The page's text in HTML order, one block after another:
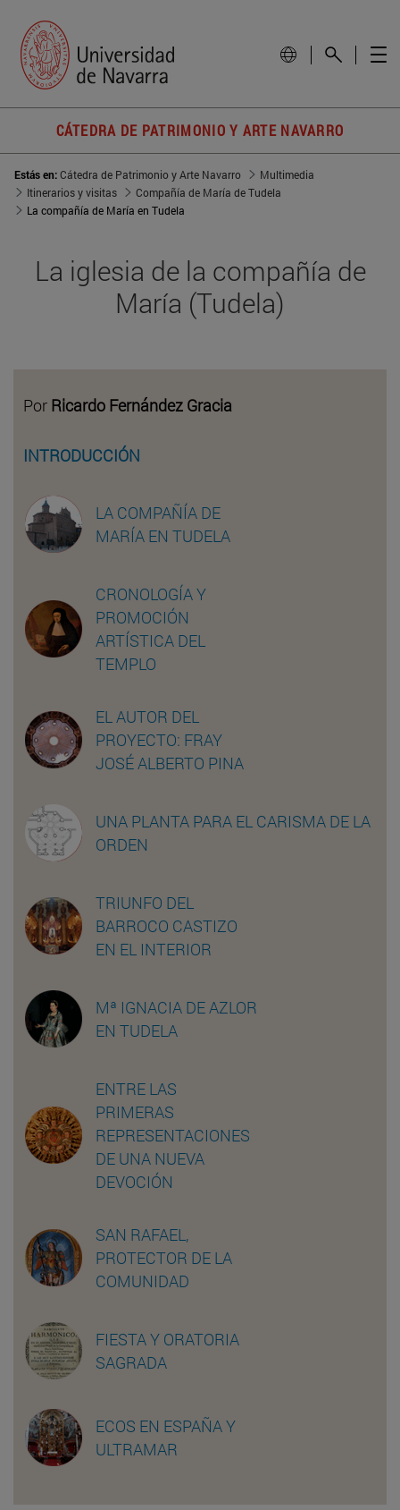
CÁTEDRA DE PATRIMONIO Y ARTE NAVARRO
Estás en:Cátedra de Patrimonio y Arte Navarro
Multimedia
Itinerarios y visitas
Compañía de María de Tudela
La compañía de María en Tudela
La iglesia de la compañía de
María (Tudela)
Por Ricardo Fernández Gracia
INTRODUCCIÓN
LA COMPAÑÍA DE
MARÍA EN TUDELA
CRONOLOGÍA Y
PROMOCIÓN
ARTÍSTICA DEL
TEMPLO
EL AUTOR DEL
PROYECTO: FRAY
JOSÉ ALBERTO PINA
UNA PLANTA PARA EL CARISMA DE LA
ORDEN
TRIUNFO DEL
BARROCO CASTIZO
EN EL INTERIOR
Mª IGNACIA DE AZLOR
EN TUDELA
ENTRE LAS
PRIMERAS
REPRESENTACIONES
DE UNA NUEVA
DEVOCIÓN
SAN RAFAEL,
PROTECTOR DE LA
COMUNIDAD
FIESTA Y ORATORIA
SAGRADA
ECOS EN ESPAÑA Y
ULTRAMAR